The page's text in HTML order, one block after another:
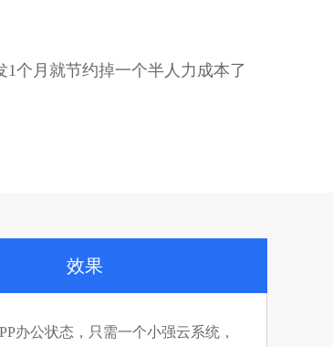
个月就节约掉一个半人力成本了
效果
办公状态，只需一个小强云系统，